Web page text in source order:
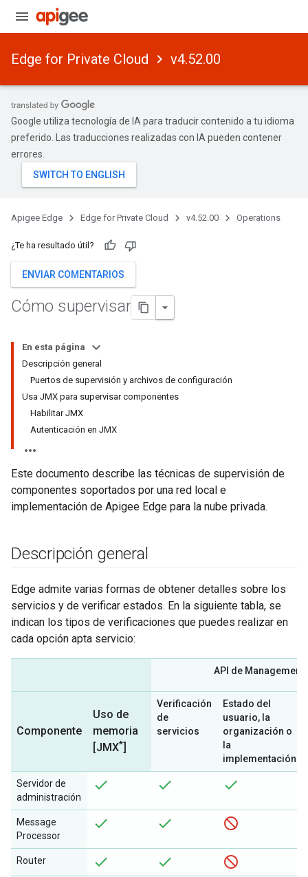
Edge for Private Cloud v4.52.00
Google utiliza tecnología de IA para traducir contenido a tu idioma
preferido. Las traducciones realizadas con IA pueden contener
errores.
Apigee Edge Edge for Private Cloud v4.52.00 Operations
¿Te ha resultado útil?
ENVIAR COMENTARIOS
Cómo supervisar
En esta página
Descripción general
Puertos de supervisión y archivos de configuración
Usa JMX para supervisar componentes
Habilitar JMX
Autenticación en JMX
Este documento describe las técnicas de supervisión de
componentes soportados por una red local e
implementación de Apigee Edge para la nube privada.
Descripción general
Edge admite varias formas de obtener detalles sobre los
servicios y de verificar estados. En la siguiente tabla, se
indican los tipos de verificaciones que puedes realizar en
cada opción apta servicio:
API de Management
Componente
Uso de
memoria
[JMX*
Verificación
de
servicios
Estado del
usuario, la
organización o
la
implementación
Servidor de
administración
Message
Processor
Router